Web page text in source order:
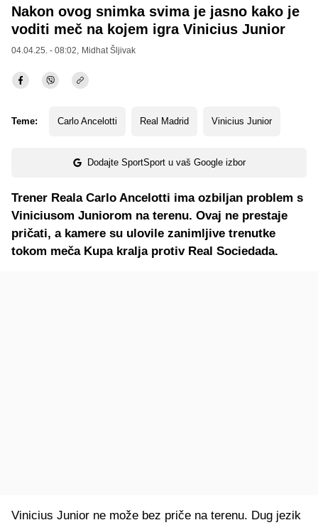
Nakon ovog snimka svima je jasno kako je
voditi meč na kojem igra Vinicius Junior
04.04.25. - 08:02, Midhat Šljivak
Teme: Carlo Ancelotti Real Madrid Vinicius Junior
Dodajte SportSport u vaš Google izbor
Trener Reala Carlo Ancelotti ima ozbiljan problem s
Viniciusom Juniorom na terenu. Ovaj ne prestaje
pričati, a kamere su ulovile zanimljive trenutke
tokom meča Kupa kralja protiv Real Sociedada.
Vinicius Junior ne može bez priče na terenu. Dug jezik